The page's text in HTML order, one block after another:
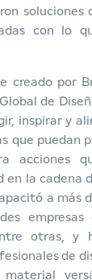
soluciones
con lo
creado por
de
inspirar y
que puedan
acciones
la cadena
a más
empresas
otras, y
de